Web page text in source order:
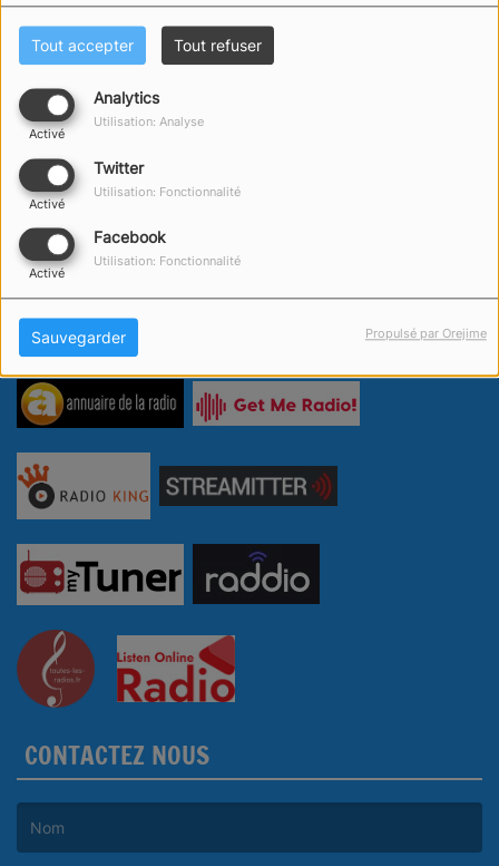
Tout accepter Tout refuser
Analytics
Activé
Utilisation: Analyse
Twitter
Activé
Utilisation: Fonctionnalité
Facebook
Activé
Utilisation: Fonctionnalité
Sauvegarder Propulsé par Orejime
CONTACTEZ NOUS